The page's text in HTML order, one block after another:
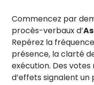
Commencez par
procès-verbaux d’
Repérez la
présence, la clarté
exécution. Des votes
d’effets signalent un